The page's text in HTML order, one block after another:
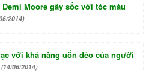
Demi Moore gây sốc với tóc màu
2014)
với khả năng uốn dẻo của người
(14/06/2014)